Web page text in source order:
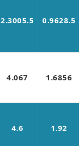
2.3005.5 0.9628.5
4.067 1.6856
4.6 1.92